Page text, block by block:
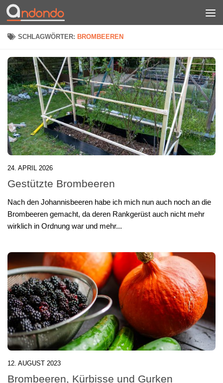
Zum Inhalt springen
SCHLAGWÖRTER: BROMBEEREN
24. APRIL 2026
Gestützte Brombeeren
Nach den Johannisbeeren habe ich mich nun auch noch an die
Brombeeren gemacht, da deren Rankgerüst auch nicht mehr
wirklich in Ordnung war und mehr...
12. AUGUST 2023
Brombeeren, Kürbisse und Gurken